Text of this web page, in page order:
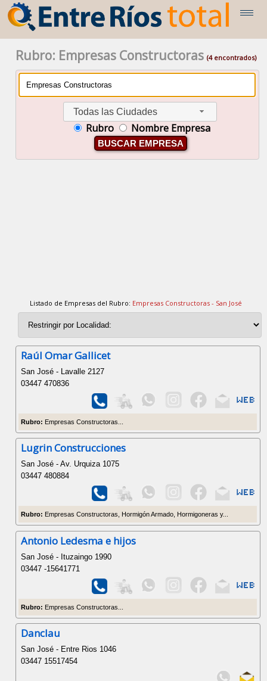
Rubro: Empresas Constructoras(4 encontrados)
Todas las Ciudades
Rubro Nombre Empresa
BUSCAR EMPRESA
Listado de Empresas del Rubro: Empresas Constructoras - San José
Raúl Omar Gallicet
San José - Lavalle 2127
03447 470836
Rubro: Empresas Constructoras...
Lugrin Construcciones
San José - Av. Urquiza 1075
03447 480884
Rubro: Empresas Constructoras, Hormigón Armado, Hormigoneras y...
Antonio Ledesma e hijos
San José - Ituzaingo 1990
03447 -15641771
Rubro: Empresas Constructoras...
Danclau
San José - Entre Rios 1046
03447 15517454